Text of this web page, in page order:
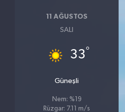
11 AĞUSTOS
SALI
33°
Güneşli
Nem: %19
Rüzgar: 7.11 m/s